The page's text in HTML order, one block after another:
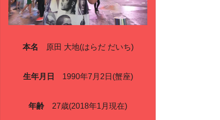
本名 原田 大地(はらだ だいち)
生年月日 1990年7月2日(蟹座)
年齢 27歳(2018年1月現在)